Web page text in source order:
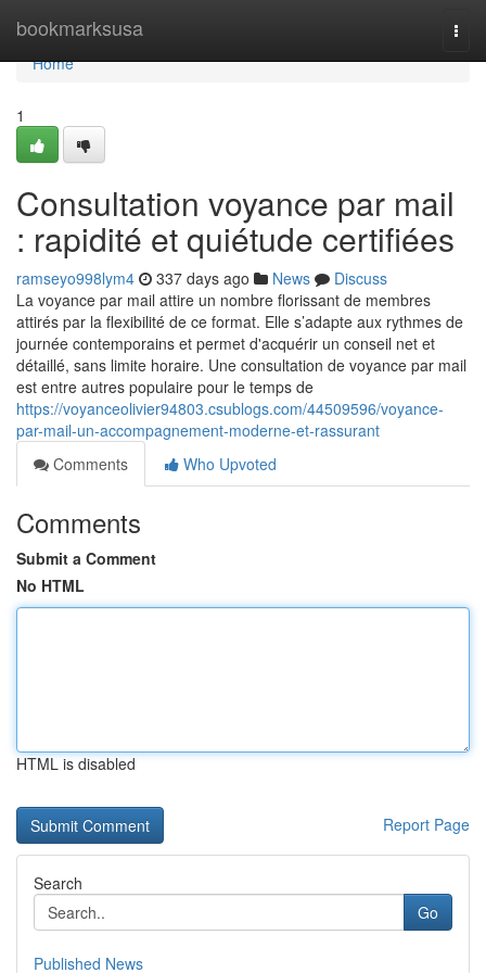
bookmarksusa
Home
Home
1
Consultation voyance par mail
: rapidité et quiétude certifiées
ramseyo998lym4 337 days ago News
Discuss
La voyance par mail attire un nombre florissant de membres
attirés par la flexibilité de ce format. Elle s’adapte aux rythmes de
journée contemporains et permet d'acquérir un conseil net et
détaillé, sans limite horaire. Une consultation de voyance par mail
est entre autres populaire pour le temps de
https://voyanceolivier94803.csublogs.com/44509596/voyance-
par-mail-un-accompagnement-moderne-et-rassurant
Comments
Who Upvoted
Comments
Submit a Comment
No HTML
HTML is disabled
Report Page
Search
Go
Published News